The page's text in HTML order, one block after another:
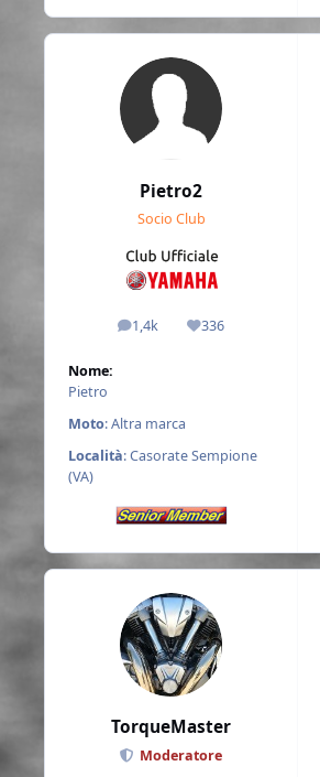
Pietro2
Socio Club
1,4k
messaggi336
Reputazione
Nome:
Pietro
Moto: Altra marca
Località: Casorate Sempione
(VA)
TorqueMaster
Moderatore